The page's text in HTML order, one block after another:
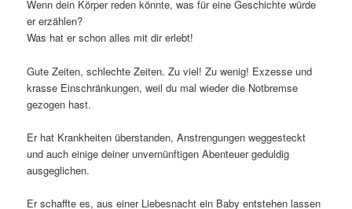
Wenn dein Körper reden könnte, was für eine Geschichte würde
er erzählen?
Was hat er schon alles mit dir erlebt!
Gute Zeiten, schlechte Zeiten. Zu viel! Zu wenig! Exzesse und
krasse Einschränkungen, weil du mal wieder die Notbremse
gezogen hast.
Er hat Krankheiten überstanden, Anstrengungen weggesteckt
und auch einige deiner unvernünftigen Abenteuer geduldig
ausgeglichen.
Er schaffte es, aus einer Liebesnacht ein Baby entstehen lassen